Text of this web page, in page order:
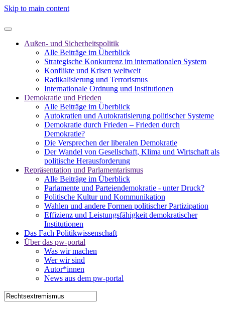
Skip to main content
Außen- und Sicherheitspolitik
Alle Beiträge im Überblick
Strategische Konkurrenz im internationalen System
Konflikte und Krisen weltweit
Radikalisierung und Terrorismus
Internationale Ordnung und Institutionen
Demokratie und Frieden
Alle Beiträge im Überblick
Autokratien und Autokratisierung politischer Systeme
Demokratie durch Frieden – Frieden durch
Demokratie?
Die Versprechen der liberalen Demokratie
Der Wandel von Gesellschaft, Klima und Wirtschaft als
politische Herausforderung
Repräsentation und Parlamentarismus
Alle Beiträge im Überblick
Parlamente und Parteiendemokratie - unter Druck?
Politische Kultur und Kommunikation
Wahlen und andere Formen politischer Partizipation
Effizienz und Leistungsfähigkeit demokratischer
Institutionen
Das Fach Politikwissenschaft
Über das pw-portal
Was wir machen
Wer wir sind
Autor*innen
News aus dem pw-portal